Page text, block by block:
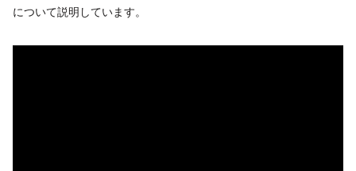
について説明しています。